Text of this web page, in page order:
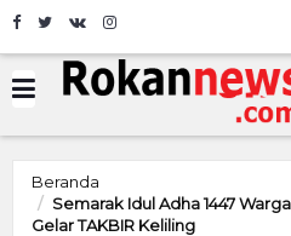
Beranda
Semarak Idul Adha 1447
Gelar TAKBIR Keliling